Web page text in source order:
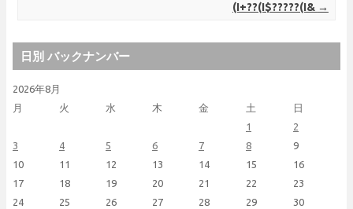
(I+??(I$?????(I& →
日別 バックナンバー
2026年8月
月
火 水 木 金 土 日
1
2
3
4 5 6 7 8
9
10
11 12 13 14 15
16
17
18 19 20 21 22
23
24
25 26 27 28 29
30